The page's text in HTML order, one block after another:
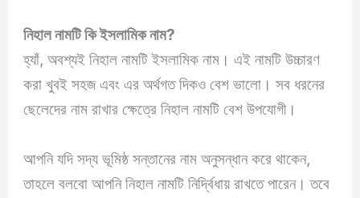
নিহালনামটি কি ইসলামিক নাম?
হ্যাঁ, অবশ্যই নিহাল নামটি ইসলামিক নাম। এই নামটি উচ্চারণ
করা খুবই সহজ এবং এর অর্থগত দিকও বেশ ভালো। সব ধরনের
ছেলেদের নাম রাখার ক্ষেত্রে নিহাল নামটি বেশ উপযোগী।
আপনি যদি সদ্য ভূমিষ্ঠ সন্তানের নাম অনুসন্ধান করে থাকেন,
তাহলে বলবো আপনি নিহাল নামটি নির্দ্বিধায় রাখতে পারেন। তবে